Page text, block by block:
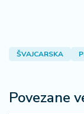
ŠVAJCARSKA
Povezane